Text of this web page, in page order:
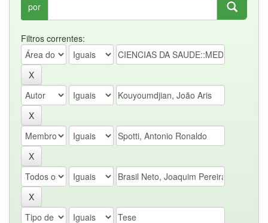
por
Filtros correntes: